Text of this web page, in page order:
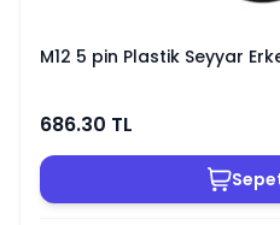
M12 5 pin Plastik Seyyar
686.30 TL